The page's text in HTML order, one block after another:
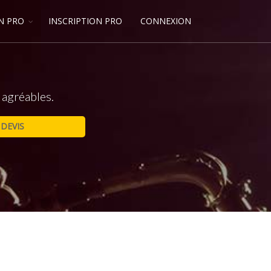
PRO INSCRIPTION PRO CONNEXION